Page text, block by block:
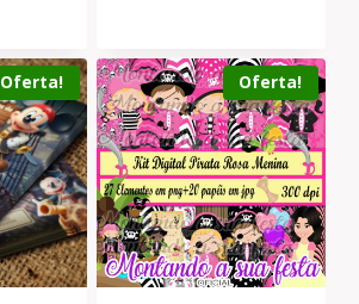
Oferta! Oferta!